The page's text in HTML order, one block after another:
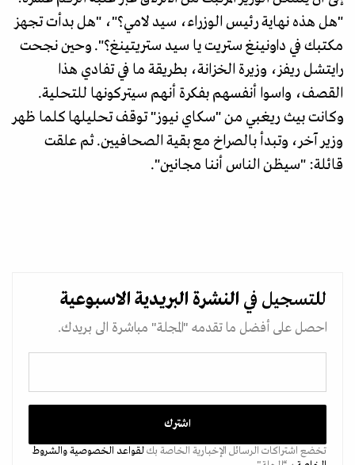
"هل هذه نهاية رئيس الوزراء، سيد لامي؟"، "هل بدأت تجهز
مكتبك في داونينغ ستريت يا سيد ستريتينغ؟". وحين نجحت
رايتشل ريفز، وزيرة الخزانة، بطريقة ما في تفادي هذا
القصف، واسوا أنفسهم بفكرة أنهم سيتركونها للتحلية.
وكانت بيث ريغبي من "سكاي نيوز" توقف تحليلها كلما ظهر
وزير آخر، وتبدأ بالصراخ مع بقية الصحافيين. ثم علقت
قائلة: "سيظن الناس أننا مجانين".
للتسجيل في النشرة البريدية الاسبوعية
احصل على أفضل ما تقدمه "المجلة" مباشرة الى بريدك.
تخضع اشتراكات الرسائل الإخبارية الخاصة بكلقواعد الخصوصيةوالشروط